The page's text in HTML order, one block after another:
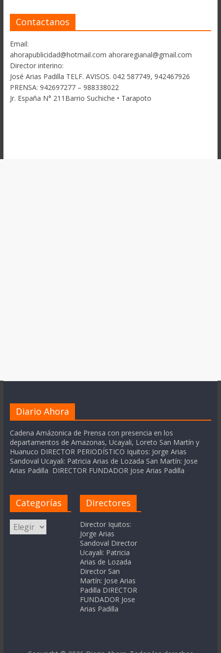
Contactanos
Email:
ahorapublicidad@hotmail.com ahoraregianal@gmail.com
Director interino:
José Arias Padilla TELF. AVISOS. 042 587749, 942467926
PRENSA: 942697277 – 988338022
Jr. España N° 211Barrio Suchiche • Tarapoto
Diario Ahora
Cadena Amázonica de Prensa con presencia en los
departamentos de Amazonas, Ucayali, Loreto San Martín y
Huanuco DIRECTOR PERIODÍSTICO Iquitos: Jorge Arias
Sandoval Ucayali: Patricia Arias de Lozada San Martín: Jose
Arias Padilla DIRECTOR FUNDADOR Jose Arias Padilla
Categorías
Categorías
Directores
Director Iquitos:
Jorge Arias
Sandoval Director
Ucayali: Patricia
Arias de Lozada
Director San
Martín: Jose Arias
Padilla DIRECTOR
FUNDADOR Jose
Arias Padilla